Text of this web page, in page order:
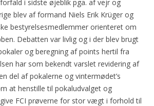
i sidste øjeblik pga. af vejr og
blev af formand Niels Erik Krüger og
bestyrelsesmedlemmer orienteret om
Debatten var livlig og i der blev brugt
og beregning af points hertil fra
har som bekendt varslet revidering af
del af pokalerne og vintermødet’s
at henstille til pokaludvalget og
FCI prøverne for stor vægt i forhold til